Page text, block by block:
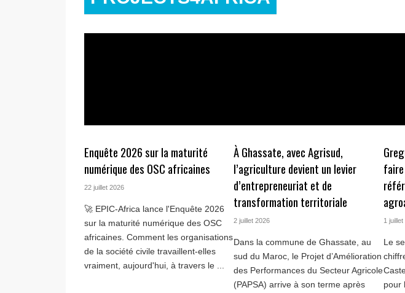
Enquête 2026 sur la maturité
numérique des OSC africaines
22 juillet 2026
🚀 EPIC-Africa lance l'Enquête 2026
sur la maturité numérique des OSC
africaines. Comment les organisations
de la société civile travaillent-elles
vraiment, aujourd'hui, à travers le ...
À Ghassate, avec Agrisud,
l’agriculture devient un levier
d’entrepreneuriat et de
transformation territoriale
2 juillet 2026
Dans la commune de Ghassate, au
sud du Maroc, le Projet d’Amélioration
des Performances du Secteur Agricole
(PAPSA) arrive à son terme après
1
Le
pour